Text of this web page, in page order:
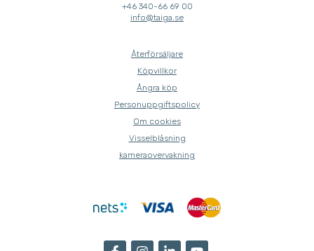
+46 340-66 69 00
info@taiga.se
Återförsäljare
Köpvillkor
Ångra köp
Personuppgiftspolicy
Om cookies
Visselblåsning
kameraovervakning